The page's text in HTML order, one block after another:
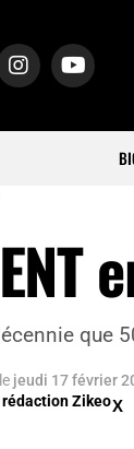
que
le jeudi 17 février
rédaction Zikeo